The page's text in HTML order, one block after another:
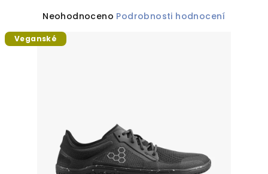
Průměrné
produktu
Neohodnoceno Podrobnosti hodnocení
Veganské